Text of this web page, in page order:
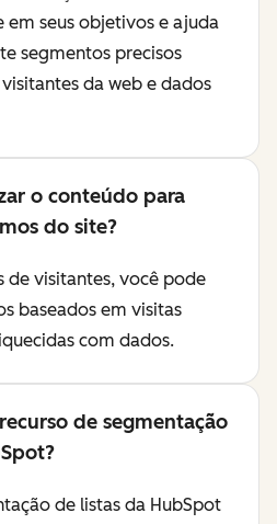
em seus objetivos e ajuda
segmentos precisos
da web e dados
o conteúdo para
do site?
de visitantes, você pode
baseados em visitas
com dados.
de segmentação
de listas da HubSpot